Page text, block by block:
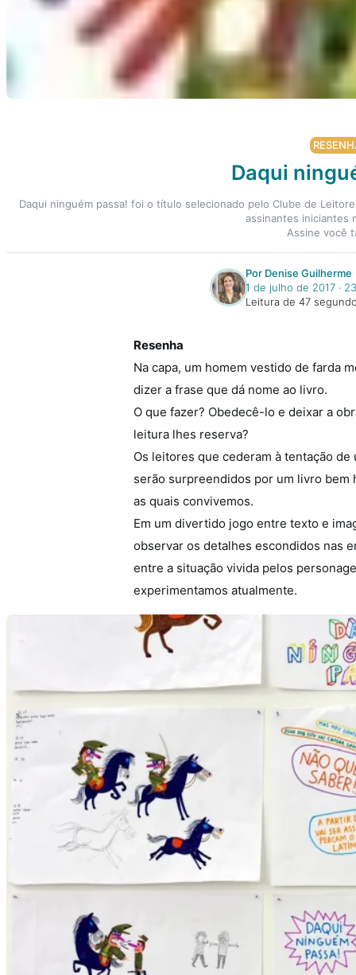
Daqui
Daqui ninguém passa! foi o título selecionado pelo Clube de
assinantes iniciantes
Assine você
Por Denise Guilherme
1 de julho de 2017‧
Leitura de 47
Resenha
Na capa, um homem vestido de farda
dizer a frase que dá nome ao livro.
O que fazer? Obedecê-lo e deixar a
leitura lhes reserva?
Os leitores que cederam à tentação
serão surpreendidos por um livro bem
as quais convivemos.
Em um divertido jogo entre texto e
observar os detalhes escondidos nas
entre a situação vivida pelos
experimentamos atualmente.